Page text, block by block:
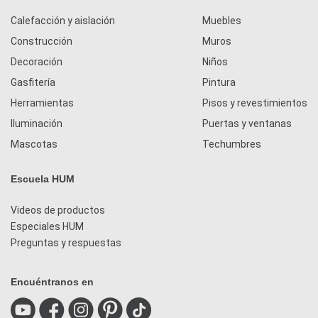
Calefacción y aislación
Construcción
Decoración
Gasfitería
Herramientas
Iluminación
Mascotas
Muebles
Muros
Niños
Pintura
Pisos y revestimientos
Puertas y ventanas
Techumbres
Escuela HUM
Videos de productos
Especiales HUM
Preguntas y respuestas
Encuéntranos en